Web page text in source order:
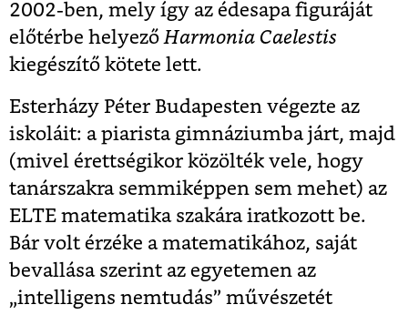
2002-ben, mely így az édesapa figuráját
előtérbe helyezőHarmonia Caelestis
kiegészítő kötete lett.
Esterházy Péter Budapesten végezte az
iskoláit: a piarista gimnáziumba járt, majd
(mivel érettségikor közölték vele, hogy
tanárszakra semmiképpen sem mehet) az
ELTE matematika szakára iratkozott be.
Bár volt érzéke a matematikához, saját
bevallása szerint az egyetemen az
„intelligens nemtudás” művészetét